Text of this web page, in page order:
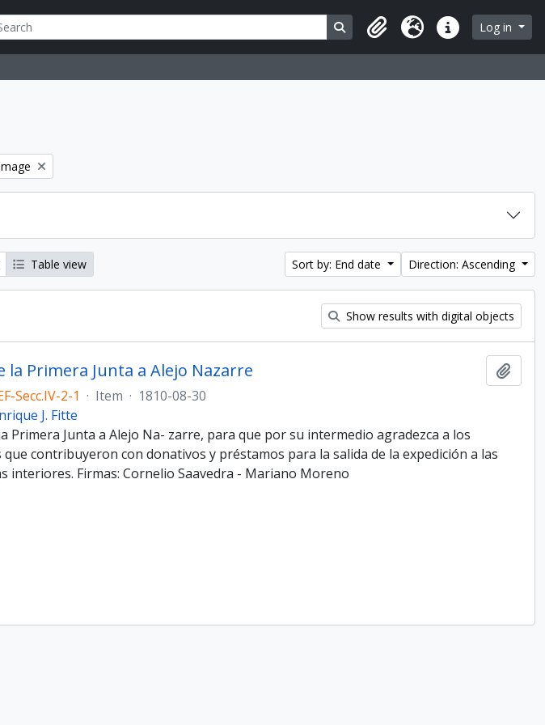
options Search in browse page
ClipboardLanguageQuick linksLog in
filter:
Table view Sort by: End date Direction: Ascending
Show results with digital objects
la Primera Junta a Alejo Nazarre
Secc.IV-2-1 · Item · 1810-08-30
J. Fitte
Primera Junta a Alejo Na- zarre, para que por su intermedio agradezca a los
contribuyeron con donativos y préstamos para la salida de la expedición a las
interiores. Firmas: Cornelio Saavedra - Mariano Moreno